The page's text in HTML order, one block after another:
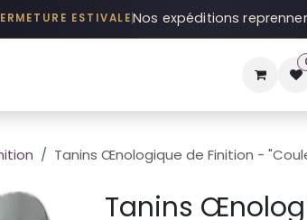
ESTIVALENos expéditions
AMEDEE Lab
Tanins Œnologique de Finition -
Tanins